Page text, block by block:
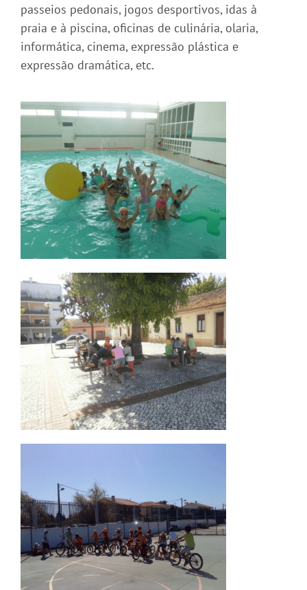
passeios pedonais, jogos desportivos, idas à
praia e à piscina, oficinas de culinária, olaria,
informática, cinema, expressão plástica e
expressão dramática, etc.